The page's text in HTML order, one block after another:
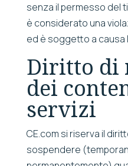
senza il permesso del
è considerato una
ed è soggetto a causa
Diritto di
dei
servizi
CE.com si riserva il
sospendere